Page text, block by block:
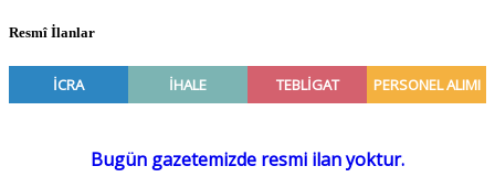
Resmî İlanlar